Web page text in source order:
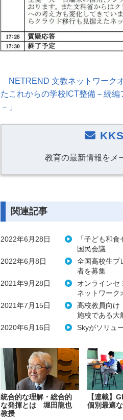
NETREND 文教ネットワーク
たこれからの学校 ICT整備－続編
－」
教育の最新情報をメ
関連記事
2022年6月28日
「子ども和
国民会議
2022年6月8日
全国高校生プ
者を募集
2021年9月28日
オンラインセ
ネットワーク
2021年7月15日
高校教員向
施校である大
2020年6月16日
Skyがソリュ
統合的な理解・総合的
な発揮とは 堀田龍也
教授
【連載】
個別最適